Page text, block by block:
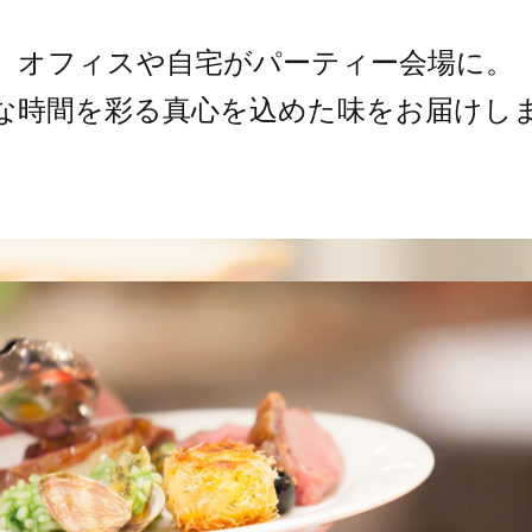
オフィスや自宅がパーティー会場に。
時間を彩る真心を込めた味をお届けし